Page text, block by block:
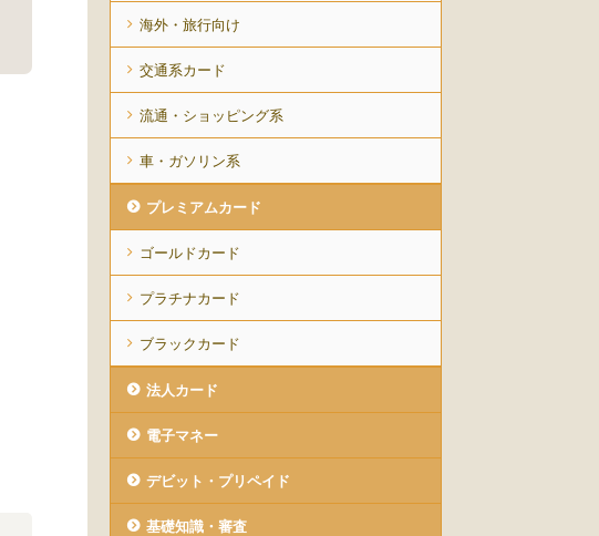
海外・旅行向け
交通系カード
流通・ショッピング系
車・ガソリン系
プレミアムカード
ゴールドカード
プラチナカード
ブラックカード
法人カード
電子マネー
デビット・プリペイド
基礎知識・審査